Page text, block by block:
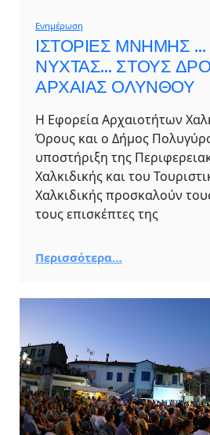
Ενημέρωση
ΙΣΤΟΡΙΕΣ ΜΝΗΜΗΣ
ΝΥΧΤΑΣ… ΣΤΟΥΣ
ΑΡΧΑΙΑΣ ΟΛΥΝΘΟΥ
Η Εφορεία Αρχαιοτήτων
Όρους και ο Δήμος
υποστήριξη της
Χαλκιδικής και του
Χαλκιδικής προσκαλούν
τους επισκέπτες της
Περισσότερα…